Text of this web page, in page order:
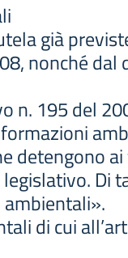
già
nonché
n. 195 del
detengono
Di
di cui